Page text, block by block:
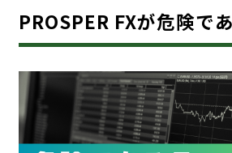
PROSPER FXが危険で